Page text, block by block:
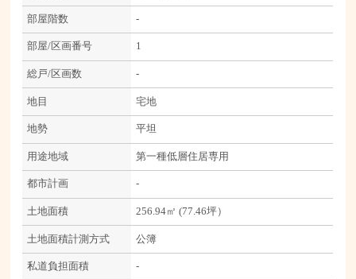
部屋階数 -
部屋/区画番号 1
総戸/区画数 -
地目 宅地
地勢 平坦
用途地域 第一種低層住居専用
都市計画 -
土地面積 256.94㎡ (77.46坪）
土地面積計測方式 公簿
私道負担面積 -